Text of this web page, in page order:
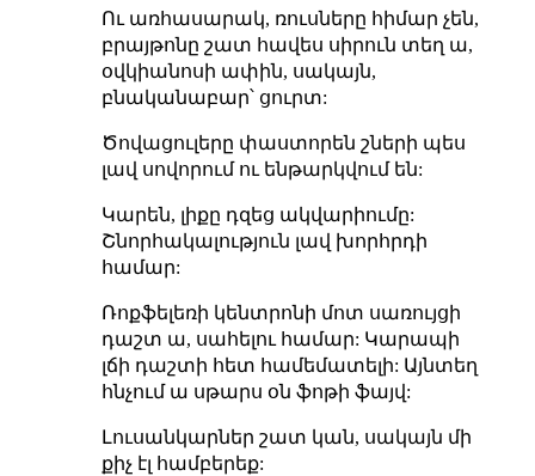
Ու առհասարակ, ռուսները հիմար չեն,
բրայթոնը շատ հավես սիրուն տեղ ա,
օվկիանոսի ափին, սակայն,
բնականաբար՝ ցուրտ:
Ծովացուլերը փաստորեն շների պես
լավ սովորում ու ենթարկվում են:
Կարեն, լիքը դզեց ակվարիումը:
Շնորհակալություն լավ խորհրդի
համար:
Ռոքֆելեռի կենտրոնի մոտ սառույցի
դաշտ ա, սահելու համար: Կարապի
լճի դաշտի հետ համեմատելի: Այնտեղ
հնչում ա սթարս օն ֆոթի ֆայվ:
Լուսանկարներ շատ կան, սակայն մի
քիչ էլ համբերեք: